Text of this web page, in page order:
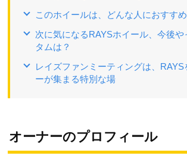
このホイールは、どんな人におすすめ
次に気になるRAYSホイール、今後や
タムは？
レイズファンミーティングは、
ーが集まる特別な場
オーナーのプロフィール